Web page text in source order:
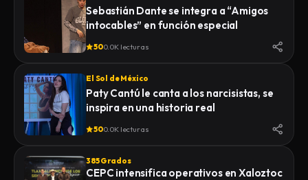
Sebastián Dante se integra a “Amigos
intocables” en función especial
500.0K lecturas
El Sol de México
Paty Cantú le canta a los narcisistas, se
inspira en una historia real
500.0K lecturas
385 Grados
CEPC intensifica operativos en Xaloztoc